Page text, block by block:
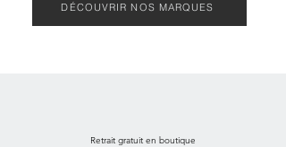
DÉCOUVRIR NOS MARQUES
Retrait gratuit en boutique